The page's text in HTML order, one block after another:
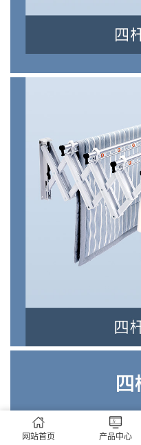
网站首页 产品中心